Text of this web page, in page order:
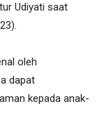
Udiyati saat
oleh
dapat
kepada anak-